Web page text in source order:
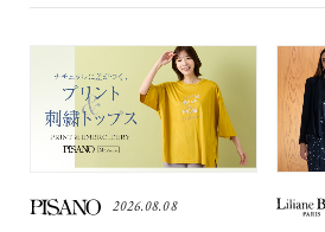
2026.08.08